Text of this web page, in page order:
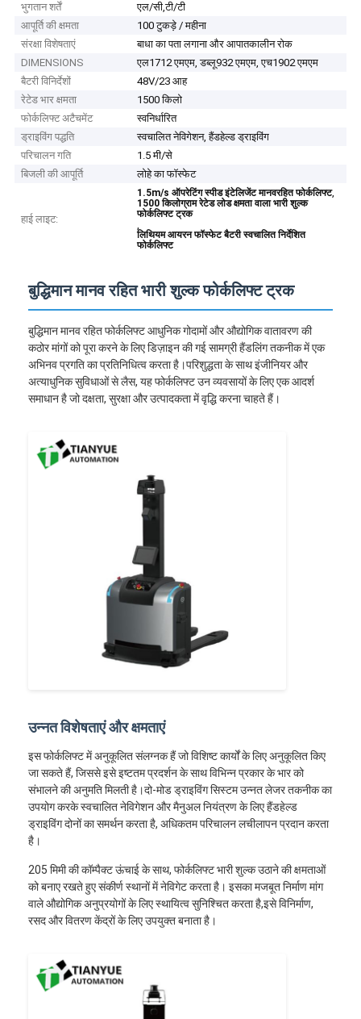
भुगतान शर्तें
एल/सी,टी/टी
आपूर्ति की क्षमता
100 टुकड़े / महीना
संरक्षा विशेषताएं
बाधा का पता लगाना और आपातकालीन रोक
DIMENSIONS
एल1712 एमएम, डब्लू932 एमएम, एच1902 एमएम
बैटरी विनिर्देशों
48V/23 आह
रेटेड भार क्षमता
1500 किलो
फोर्कलिफ्ट अटैचमेंट
स्वनिर्धारित
ड्राइविंग पद्धति
स्वचालित नेविगेशन, हैंडहेल्ड ड्राइविंग
परिचालन गति
1.5 मी/से
बिजली की आपूर्ति
लोहे का फॉस्फेट
हाई लाइट:
1.5m/s ऑपरेटिंग स्पीड इंटेलिजेंट मानवरहित फोर्कलिफ्ट,
1500 किलोग्राम रेटेड लोड क्षमता वाला भारी शुल्क
फोर्कलिफ्ट ट्रक
,
लिथियम आयरन फॉस्फेट बैटरी स्वचालित निर्देशित
फोर्कलिफ्ट
बुद्धिमान मानव रहित भारी शुल्क फोर्कलिफ्ट ट्रक
बुद्धिमान मानव रहित फोर्कलिफ्ट आधुनिक गोदामों और औद्योगिक वातावरण की
कठोर मांगों को पूरा करने के लिए डिज़ाइन की गई सामग्री हैंडलिंग तकनीक में एक
अभिनव प्रगति का प्रतिनिधित्व करता है।परिशुद्धता के साथ इंजीनियर और
अत्याधुनिक सुविधाओं से लैस, यह फोर्कलिफ्ट उन व्यवसायों के लिए एक आदर्श
समाधान है जो दक्षता, सुरक्षा और उत्पादकता में वृद्धि करना चाहते हैं।
उन्नत विशेषताएं और क्षमताएं
इस फोर्कलिफ्ट में अनुकूलित संलग्नक हैं जो विशिष्ट कार्यों के लिए अनुकूलित किए
जा सकते हैं, जिससे इसे इष्टतम प्रदर्शन के साथ विभिन्न प्रकार के भार को
संभालने की अनुमति मिलती है।दो-मोड ड्राइविंग सिस्टम उन्नत लेजर तकनीक का
उपयोग करके स्वचालित नेविगेशन और मैनुअल नियंत्रण के लिए हैंडहेल्ड
ड्राइविंग दोनों का समर्थन करता है, अधिकतम परिचालन लचीलापन प्रदान करता
है।
205 मिमी की कॉम्पैक्ट ऊंचाई के साथ, फोर्कलिफ्ट भारी शुल्क उठाने की क्षमताओं
को बनाए रखते हुए संकीर्ण स्थानों में नेविगेट करता है। इसका मजबूत निर्माण मांग
वाले औद्योगिक अनुप्रयोगों के लिए स्थायित्व सुनिश्चित करता है,इसे विनिर्माण,
रसद और वितरण केंद्रों के लिए उपयुक्त बनाता है।